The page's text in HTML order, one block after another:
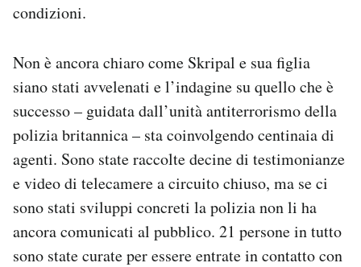
condizioni.
Non è ancora chiaro come Skripal e sua figlia
siano stati avvelenati e l’indagine su quello che è
successo – guidata dall’unità antiterrorismo della
polizia britannica – sta coinvolgendo centinaia di
agenti. Sono state raccolte decine di testimonianze
e video di telecamere a circuito chiuso, ma se ci
sono stati sviluppi concreti la polizia non li ha
ancora comunicati al pubblico. 21 persone in tutto
sono state curate per essere entrate in contatto con